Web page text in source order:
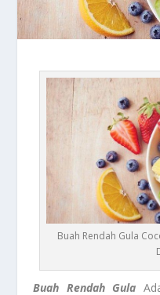
Buah Rendah Gula
Buah Rendah Gula